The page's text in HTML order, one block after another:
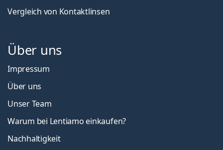
Vergleich von Kontaktlinsen
Über uns
Impressum
Über uns
Unser Team
Warum bei Lentiamo einkaufen?
Nachhaltigkeit